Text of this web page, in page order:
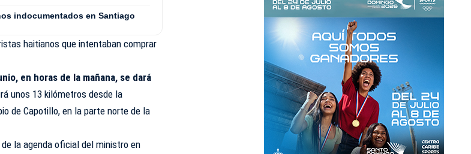
indocumentados en Santiago
haitianos que intentaban comprar
en horas de la mañana, se dará
unos 13 kilómetros desde la
de Capotillo, en la parte norte de la
la agenda oficial del ministro en